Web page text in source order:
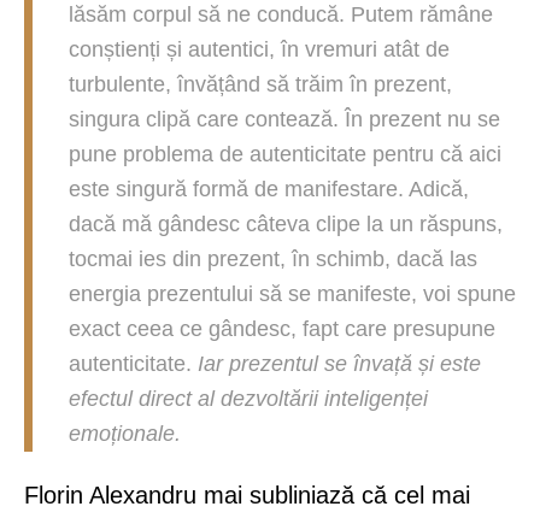
lăsăm corpul să ne conducă. Putem rămâne
conștienți și autentici, în vremuri atât de
turbulente, învățând să trăim în prezent,
singura clipă care contează. În prezent nu se
pune problema de autenticitate pentru că aici
este singură formă de manifestare. Adică,
dacă mă gândesc câteva clipe la un răspuns,
tocmai ies din prezent, în schimb, dacă las
energia prezentului să se manifeste, voi spune
exact ceea ce gândesc, fapt care presupune
autenticitate. Iar prezentul se învață și este
efectul direct al dezvoltării inteligenței
emoționale.
Florin Alexandru mai subliniază că cel mai